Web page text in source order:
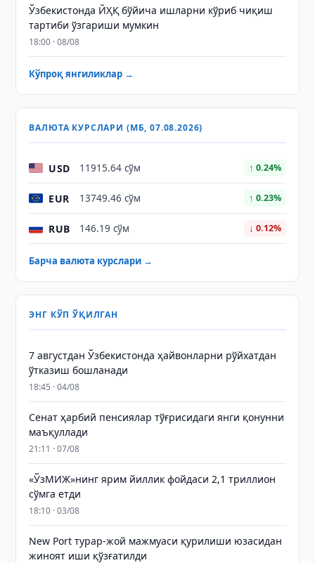
Ўзбекистонда ЙҲҚ бўйича ишларни кўриб чиқиш
тартиби ўзгариши мумкин
18:00 · 08/08
Кўпроқ янгиликлар →
ВАЛЮТА КУРСЛАРИ (МБ, 07.08.2026)
USD 11915.64 сўм ↑ 0.24%
EUR 13749.46 сўм ↑ 0.23%
RUB 146.19 сўм ↓ 0.12%
Барча валюта курслари →
ЭНГ КЎП ЎҚИЛГАН
7 августдан Ўзбекистонда ҳайвонларни рўйхатдан
ўтказиш бошланади
18:45 · 04/08
Сенат ҳарбий пенсиялар тўғрисидаги янги қонунни
маъқуллади
21:11 · 07/08
«ЎзМИЖ»нинг ярим йиллик фойдаси 2,1 триллион
сўмга етди
18:10 · 03/08
New Port турар-жой мажмуаси қурилиши юзасидан
жиноят иши қўзғатилди